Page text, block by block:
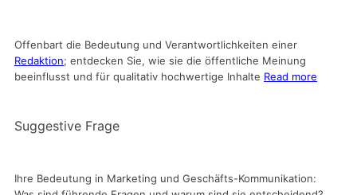
Offenbart die Bedeutung und Verantwortlichkeiten einer
Redaktion; entdecken Sie, wie sie die öffentliche Meinung
beeinflusst und für qualitativ hochwertige Inhalte Read more
Suggestive Frage
Ihre Bedeutung in Marketing und Geschäfts-Kommunikation: